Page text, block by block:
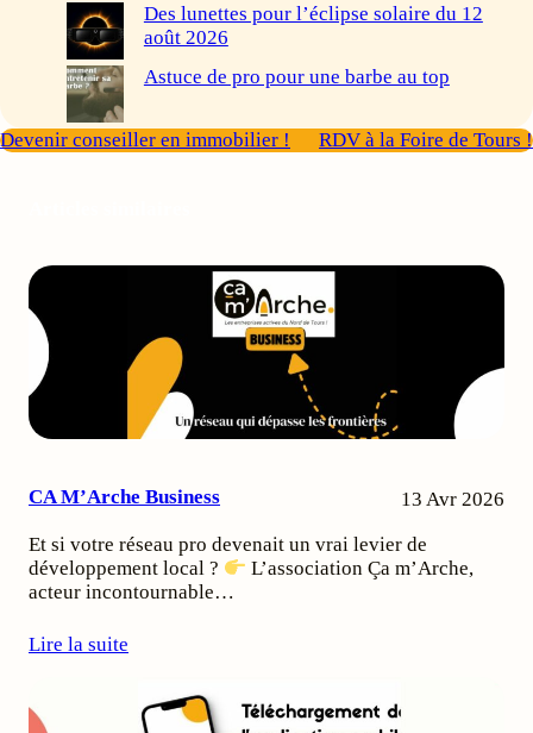
Des lunettes pour l’éclipse solaire du 12
août 2026
Astuce de pro pour une barbe au top
Devenir conseiller en immobilier ! RDV à la Foire de Tours !
CA M’Arche Business 13 Avr 2026
Et si votre réseau pro devenait un vrai levier de
développement local ?
L’association Ça m’Arche,
acteur incontournable…
Lire la suite